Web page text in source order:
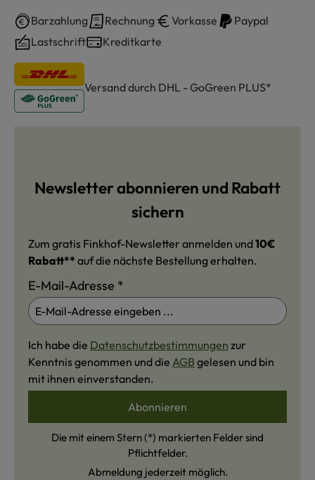
Barzahlung Rechnung Vorkasse
Paypal
Lastschrift
Kreditkarte
Versand durch DHL - GoGreen PLUS*
Newsletter abonnieren und Rabatt
sichern
Zum gratis Finkhof-Newsletter anmelden und10€
Rabatt** auf die nächste Bestellung erhalten.
E-Mail-Adresse *
Ich habe die Datenschutzbestimmungen zur
Kenntnis genommen und die AGB gelesen und bin
mit ihnen einverstanden.
Abonnieren
Die mit einem Stern (*) markierten Felder sind
Pflichtfelder.
Abmeldung jederzeit möglich.